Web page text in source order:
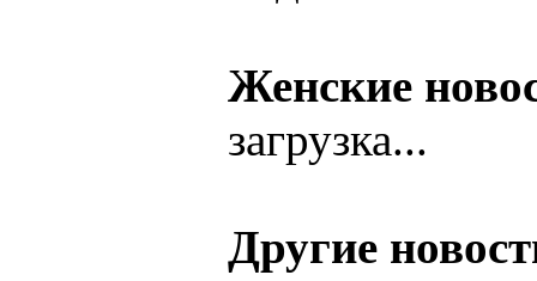
Женские
загрузка...
Другие